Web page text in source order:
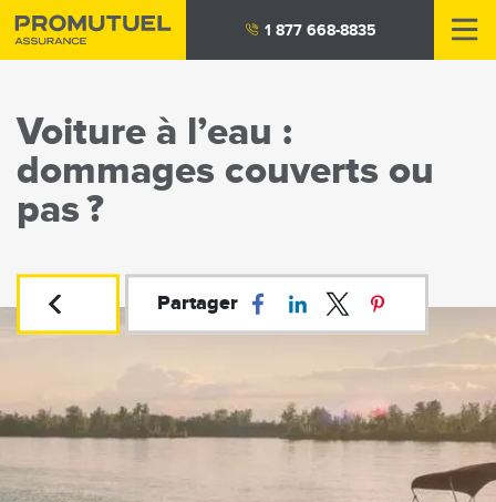
Aller
au
1 877 668-8835
Voiture à l’eau :
dommages couverts ou
pas ?
Partager